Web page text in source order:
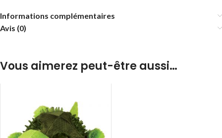
Informations complémentaires
Avis (0)
Vous aimerez peut-être aussi…